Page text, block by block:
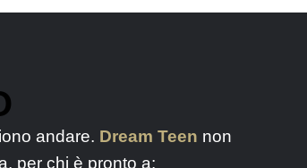
andare. Dream Teen non
per chi è pronto a: